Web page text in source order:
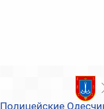
Полицейские